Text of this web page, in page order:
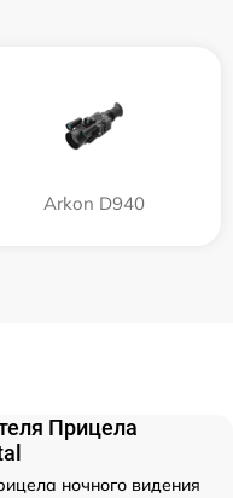
Arkon D940
Прицела
ночного видения